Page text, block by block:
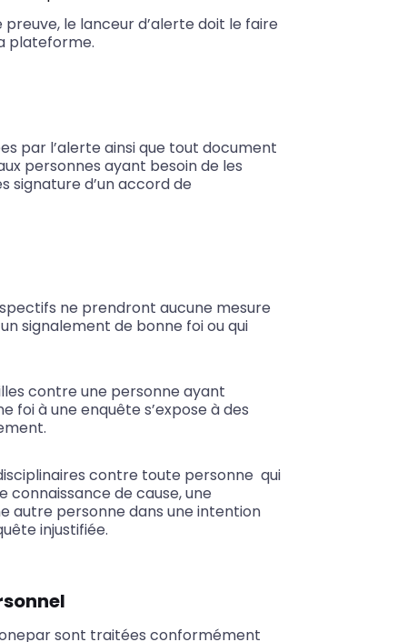
le lanceur d’alerte doit le faire
plateforme.
par l’alerte ainsi que tout document
personnes ayant besoin de les
signature d’un accord de
ne prendront aucune mesure
signalement de bonne foi ou qui
contre une personne ayant
à une enquête s’expose à des
contre toute personne qui
de cause, une
autre personne dans une intention
injustifiée.
sont traitées conformément